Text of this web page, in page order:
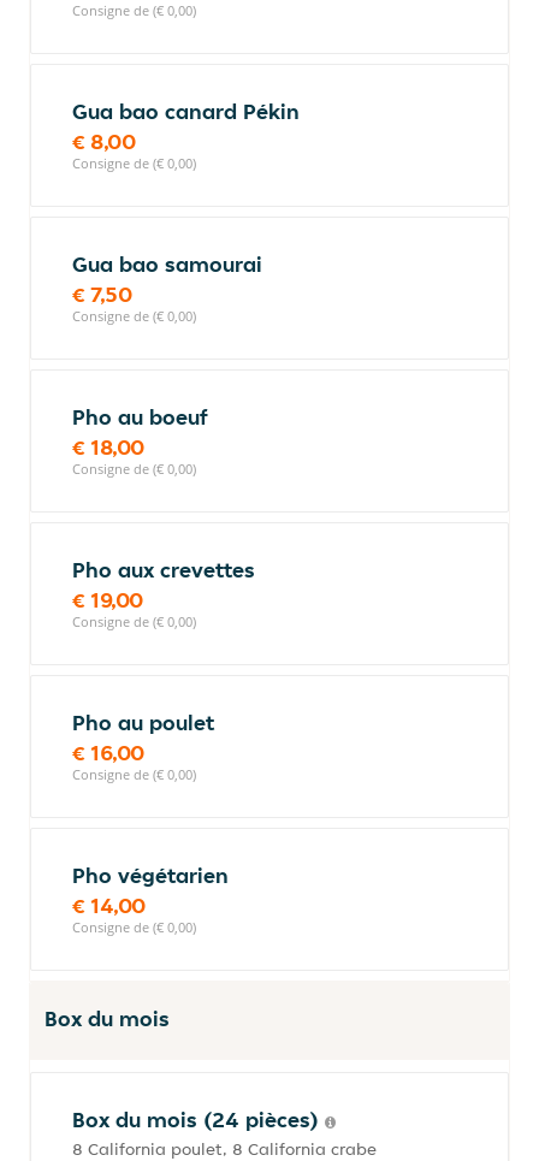
Consigne de (€ 0,00)
Gua bao canard Pékin
€ 8,00
Consigne de (€ 0,00)
Gua bao samourai
€ 7,50
Consigne de (€ 0,00)
Pho au boeuf
€ 18,00
Consigne de (€ 0,00)
Pho aux crevettes
€ 19,00
Consigne de (€ 0,00)
Pho au poulet
€ 16,00
Consigne de (€ 0,00)
Pho végétarien
€ 14,00
Consigne de (€ 0,00)
Box du mois
Box du mois (24 pièces)
8 California poulet, 8 California crabe